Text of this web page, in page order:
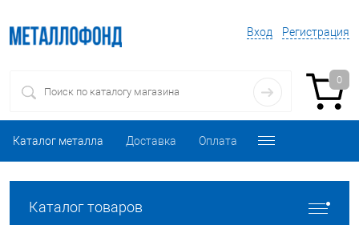
Вход Регистрация
0
Каталог металла Доставка Оплата
Каталог товаров